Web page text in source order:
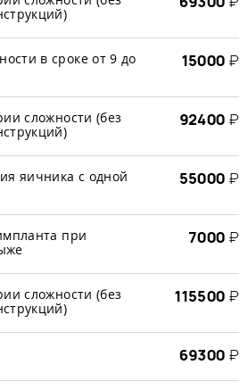
в сроке от 9 до
15000 ₽
сложности (без
92400 ₽
яичника с одной
55000 ₽
при
7000 ₽
сложности (без
115500 ₽
69300 ₽